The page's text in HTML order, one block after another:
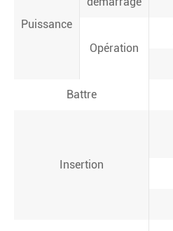
Puissance
Opération
Battre
Insertion